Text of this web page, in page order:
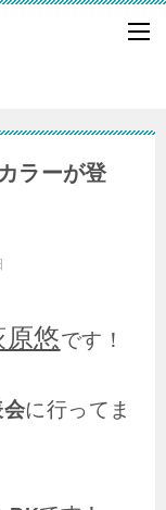
ラーが登
原悠です！
に行ってま